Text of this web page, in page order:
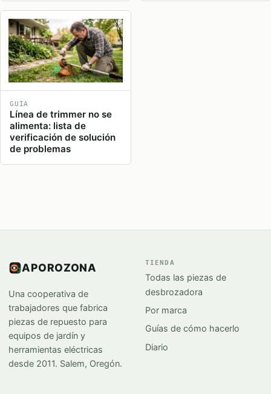
GUÍA
Línea de trimmer no se
alimenta: lista de
verificación de solución
de problemas
APOROZONA
Una cooperativa de
trabajadores que fabrica
piezas de repuesto para
equipos de jardín y
herramientas eléctricas
desde 2011. Salem, Oregón.
TIENDA
Todas las piezas de
desbrozadora
Por marca
Guías de cómo hacerlo
Diario